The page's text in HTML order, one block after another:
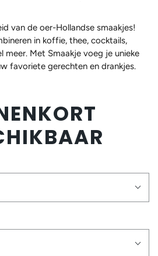
van de oer-Hollandse smaakjes!
in koffie, thee, cocktails,
meer. Met Smaakje voeg je unieke
favoriete gerechten en drankjes.